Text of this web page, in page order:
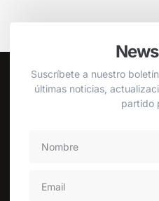
Suscríbete a nuestro
últimas noticias,
partido